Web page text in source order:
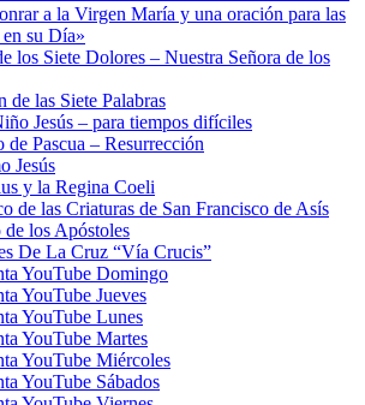
a la Virgen María y una oración para las
su Día»
los Siete Dolores – Nuestra Señora de los
de las Siete Palabras
Jesús – para tiempos difíciles
de Pascua – Resurrección
Jesús
y la Regina Coeli
de las Criaturas de San Francisco de Asís
los Apóstoles
De La Cruz “Vía Crucis”
YouTube Domingo
YouTube Jueves
YouTube Lunes
YouTube Martes
YouTube Miércoles
YouTube Sábados